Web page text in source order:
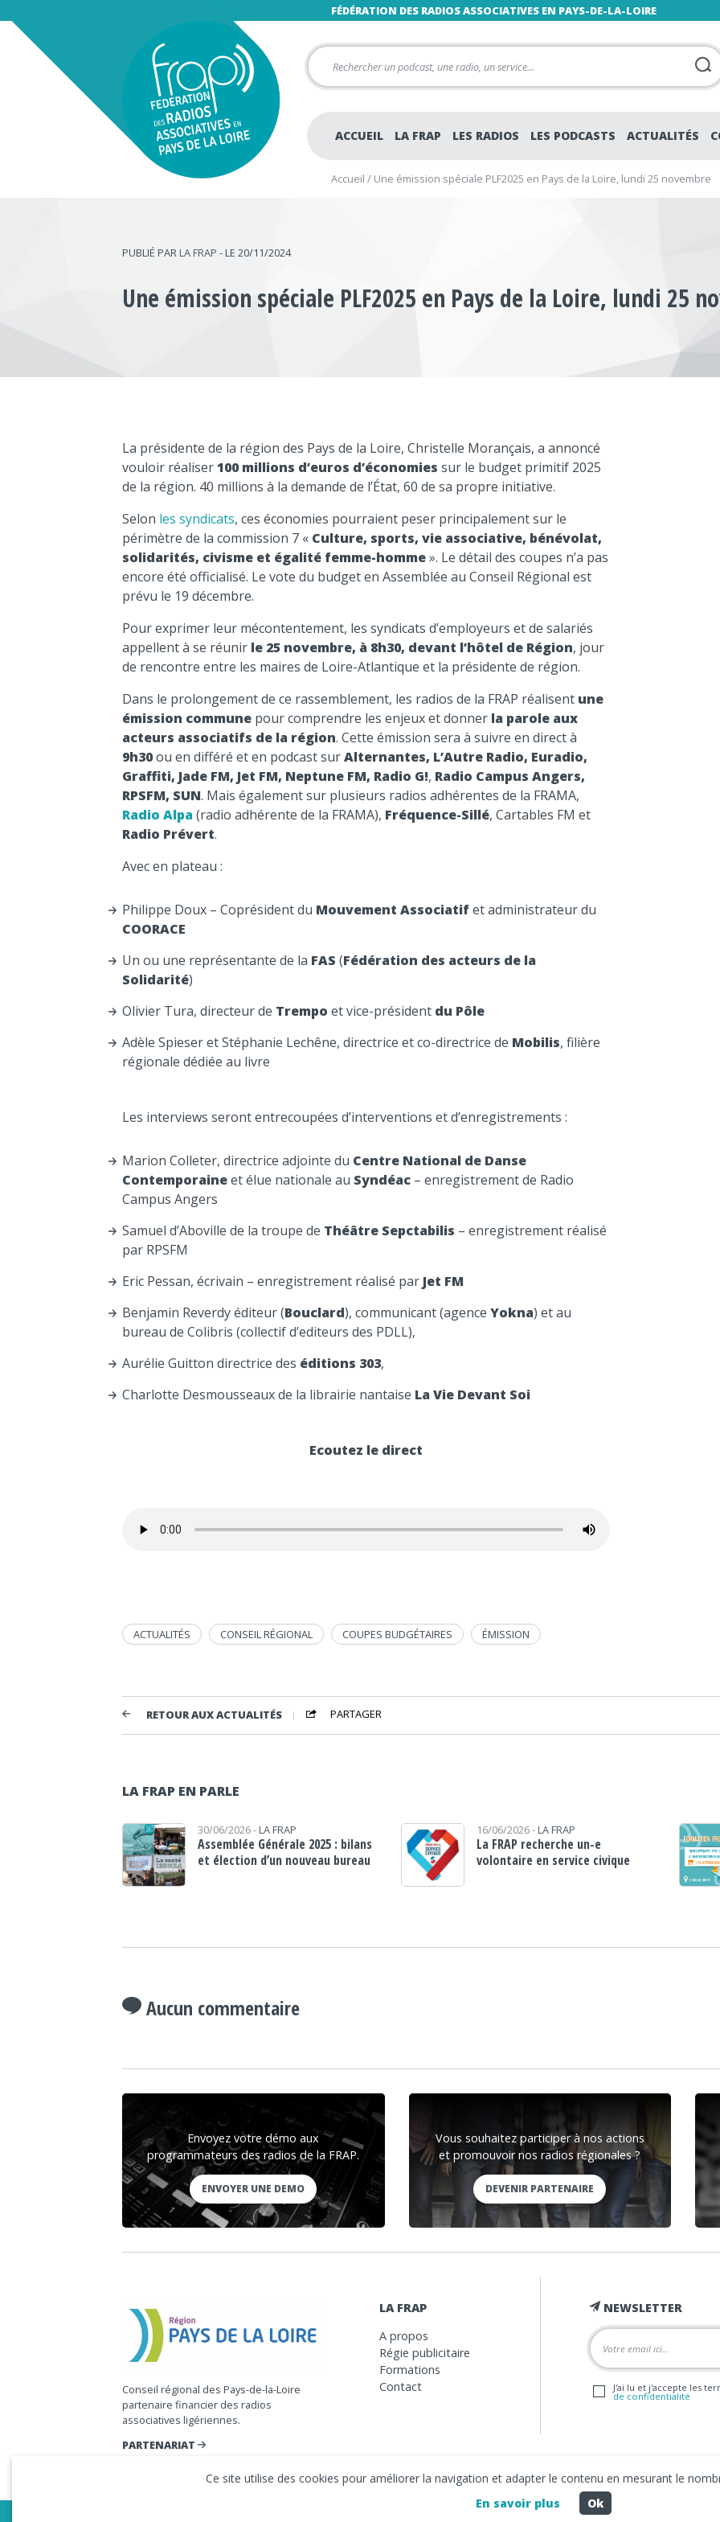
FÉDÉRATION DES RADIOS ASSOCIATIVES EN PAYS-DE-LA-LOIRE
ACCUEIL LA FRAP LES RADIOS LES PODCASTS ACTUALITÉS
Accueil / Une émission spéciale PLF2025 en Pays de la Loire, lundi 25 novembre
PUBLIÉ PAR LA FRAP - LE 20/11/2024
Une émission spéciale PLF2025 en Pays de la Loire, lundi 25
La présidente de la région des Pays de la Loire, Christelle Morançais, a annoncé
vouloir réaliser100 millions d’euros d’économies sur le budget primitif 2025
de la région. 40 millions à la demande de l’État, 60 de sa propre initiative.
Selon les syndicats, ces économies pourraient peser principalement sur le
périmètre de la commission 7 « Culture, sports, vie associative, bénévolat,
solidarités, civisme et égalité femme-homme». Le détail des coupes n’a pas
encore été officialisé. Le vote du budget en Assemblée au Conseil Régional est
prévu le 19 décembre.
Pour exprimer leur mécontentement, les syndicats d’employeurs et de salariés
appellent à se réunir le 25 novembre, à 8h30, devant l’hôtel de Région, jour
de rencontre entre les maires de Loire-Atlantique et la présidente de région.
Dans le prolongement de ce rassemblement, les radios de la FRAP réalisent une
émission commune pour comprendre les enjeux et donner la parole aux
acteurs associatifs de la région. Cette émission sera à suivre en direct à
9h30ou en différé et en podcast surAlternantes, L’Autre Radio, Euradio,
Graffiti, Jade FM, Jet FM, Neptune FM, Radio G!, Radio Campus Angers,
RPSFM, SUN. Mais également sur plusieurs radios adhérentes de la FRAMA,
Radio Alpa(radio adhérente de la FRAMA), Fréquence-Sillé, Cartables FM et
Radio Prévert.
Avec en plateau :
Philippe Doux – Coprésident du Mouvement Associatifet administrateur du
COORACE
Un ou une représentante de la FAS (Fédération des acteurs de la
Solidarité)
Olivier Tura, directeur de Trempo et vice-président du Pôle
Adèle Spieser et Stéphanie Lechêne, directrice et co-directrice de Mobilis, filière
régionale dédiée au livre
Les interviews seront entrecoupées d’interventions et d’enregistrements :
Marion Colleter, directrice adjointe du Centre National de Danse
Contemporaineet élue nationale au Syndéac – enregistrement de Radio
Campus Angers
Samuel d’Aboville de la troupe de Théâtre Sepctabilis – enregistrement réalisé
par RPSFM
Eric Pessan, écrivain – enregistrement réalisé par Jet FM
Benjamin Reverdy éditeur (Bouclard), communicant (agence Yokna) et au
bureau de Colibris (collectif d’editeurs des PDLL),
Aurélie Guitton directrice des éditions 303,
Charlotte Desmousseaux de la librairie nantaise La Vie Devant Soi
Ecoutez le direct
ACTUALITÉS CONSEIL RÉGIONAL COUPES BUDGÉTAIRES ÉMISSION
RETOUR AUX ACTUALITÉS PARTAGER
LA FRAP EN PARLE
30/06/2026 - LA FRAP
Assemblée Générale 2025 : bilans
et élection d’un nouveau bureau
16/06/2026 - LA FRAP
La FRAP recherche un-e
volontaire en service civique
Aucun commentaire
Envoyez votre démo aux
programmateurs des radios de la FRAP.
ENVOYER UNE DEMO
Vous souhaitez participer à nos actions
et promouvoir nos radios régionales ?
DEVENIR PARTENAIRE
Conseil régional des Pays-de-la-Loire
partenaire financier des radios
associatives ligériennes.
PARTENARIAT
LA FRAP
A propos
Régie publicitaire
Formations
Contact
NEWSLETTER
J'ai lu et j'accepte les
de confidentialité
Ce site utilise des cookies pour améliorer la navigation et adapter le contenu en mesurant le
En savoir plus
Ok